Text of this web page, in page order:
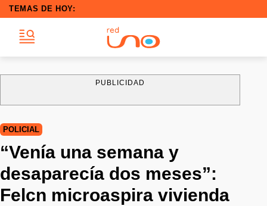
TEMAS DE HOY:
PUBLICIDAD
POLICIAL
“Venía una semana y
desaparecía dos meses”:
Felcn microaspira vivienda